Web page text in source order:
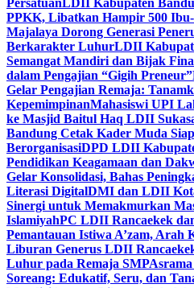
PersatuanLDII Kabupaten
PPKK, Libatkan Hampir 500
Majalaya Dorong Generasi
Berkarakter LuhurLDII
Semangat Mandiri dan Bijak
dalam Pengajian “Gigih Preneur”
Gelar Pengajian Remaja:
KepemimpinanMahasiswi UPI
ke Masjid Baitul Haq LDII
Bandung Cetak Kader Muda
BerorganisasiDPD LDII
Pendidikan Keagamaan dan
Gelar Konsolidasi, Bahas
Literasi DigitalDMI dan LDII
Sinergi untuk Memakmurkan
IslamiyahPC LDII Rancaekek
Pemantauan Istiwa A’zam, Arah
Liburan Generus LDII
Luhur pada Remaja SMP
Soreang: Edukatif, Seru, dan